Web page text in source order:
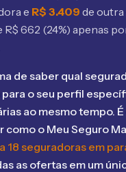
e R$ 3.409 de
R$ 662 (24%) apenas
de saber qual
para o seu perfil
ao mesmo tempo.
como o Meu Seguro
18 seguradoras em
as ofertas em um